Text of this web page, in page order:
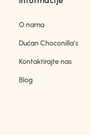
O nama
Dućan Choconilla’s
Kontaktirajte nas
Blog